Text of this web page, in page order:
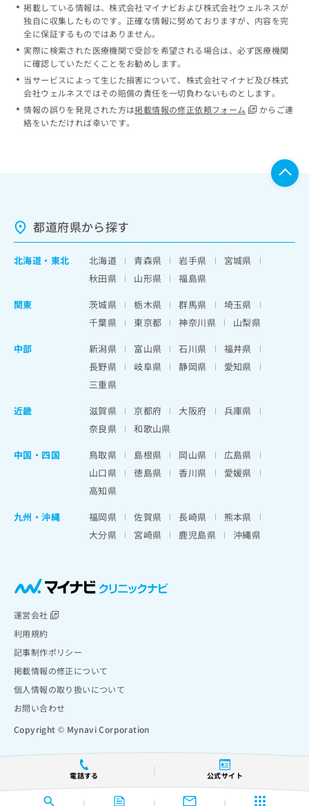
電話する 公式サイト
掲載している情報は、株式会社マイナビおよび株式会社ウェルネスが
独自に収集したものです。正確な情報に努めておりますが、内容を完
全に保証するものではありません。
実際に検索された医療機関で受診を希望される場合は、必ず医療機関
に確認していただくことをお勧めします。
当サービスによって生じた損害について、株式会社マイナビ及び株式
会社ウェルネスではその賠償の責任を一切負わないものとします。
情報の誤りを発見された方は掲載情報の修正依頼フォーム
からご連
絡をいただければ幸いです。
都道府県から探す
北海道 ・ 東北 北海道 青森県 岩手県
宮城県
秋田県
山形県
福島県
関東
茨城県 栃木県 群馬県
埼玉県
千葉県
東京都 神奈川県
山梨県
中部
新潟県 富山県 石川県
福井県
長野県
岐阜県 静岡県
愛知県
三重県
近畿
滋賀県 京都府 大阪府
兵庫県
奈良県
和歌山県
中国・四国
鳥取県 島根県 岡山県
広島県
山口県
徳島県 香川県
愛媛県
高知県
九州・沖縄
福岡県 佐賀県 長崎県
熊本県
大分県
宮崎県 鹿児島県 沖縄県
運営会社
利用規約
記事制作ポリシー
掲載情報の修正について
個人情報の取り扱いについて
お問い合わせ
Copyright © Mynavi Corporation